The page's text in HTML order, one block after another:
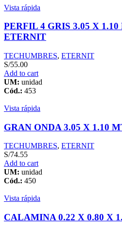
Vista rápida
PERFIL 4 GRIS 3.05 X
ETERNIT
TECHUMBRES, ETERNIT
S/55.00
Add to cart
UM: unidad
Cód.: 453
Vista rápida
GRAN ONDA 3.05 X 1.10
TECHUMBRES, ETERNIT
S/74.55
Add to cart
UM: unidad
Cód.: 450
Vista rápida
CALAMINA 0.22 X 0.80 X